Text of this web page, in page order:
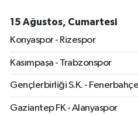
15 Ağustos, Cumartesi
Konyaspor - Rizespor
Kasımpaşa - Trabzonspor
Gençlerbirliği S.K. - Fenerbahçe
Gaziantep FK - Alanyaspor